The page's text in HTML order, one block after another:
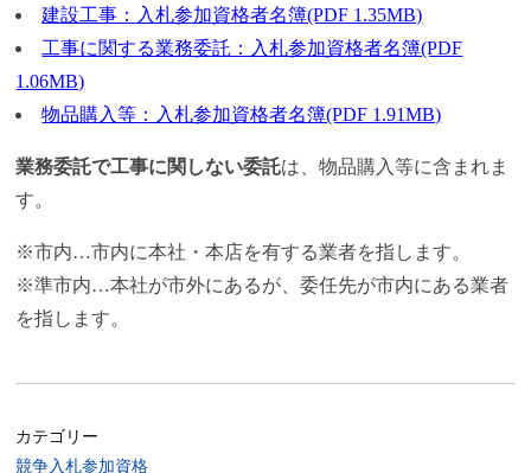
建設工事：入札参加資格者名簿(PDF 1.35MB)
工事に関する業務委託：入札参加資格者名簿(PDF
1.06MB)
物品購入等：入札参加資格者名簿(PDF 1.91MB)
業務委託で工事に関しない委託は、物品購入等に含まれま
す。
※市内…市内に本社・本店を有する業者を指します。
※準市内…本社が市外にあるが、委任先が市内にある業者
を指します。
カテゴリー
競争入札参加資格